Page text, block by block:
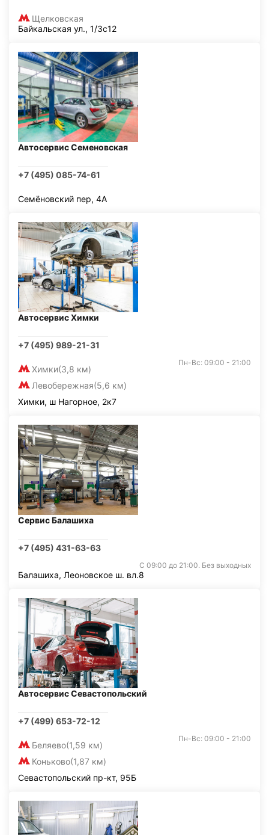
Щелковская
Байкальская ул., 1/3с12
Автосервис Семеновская
+7 (495) 085-74-61
Семёновский пер, 4А
Автосервис Химки
+7 (495) 989-21-31
Химки(3,8 км)
Левобережная(5,6 км)
Пн-Вс: 09:00 - 21:00
Химки, ш Нагорное, 2к7
Сервис Балашиха
+7 (495) 431-63-63
С 09:00 до 21:00. Без выходных
Балашиха, Леоновское ш. вл.8
Автосервис Севастопольский
+7 (499) 653-72-12
Беляево(1,59 км)
Коньково(1,87 км)
Пн-Вс: 09:00 - 21:00
Севастопольский пр-кт, 95Б